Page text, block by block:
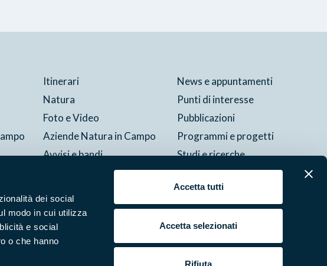
dei social
modo in cui utilizza
e social
o che hanno
Accetta tutti
Accetta selezionati
Rifiuta
Itinerari
News e appuntamenti
Natura
Punti di interesse
Foto e Video
Pubblicazioni
Aziende Natura in Campo
Programmi e progetti
Avvisi e bandi
Studi e ricerche
Strutture del parco
Privacy Cookie Preferenze Area riservata